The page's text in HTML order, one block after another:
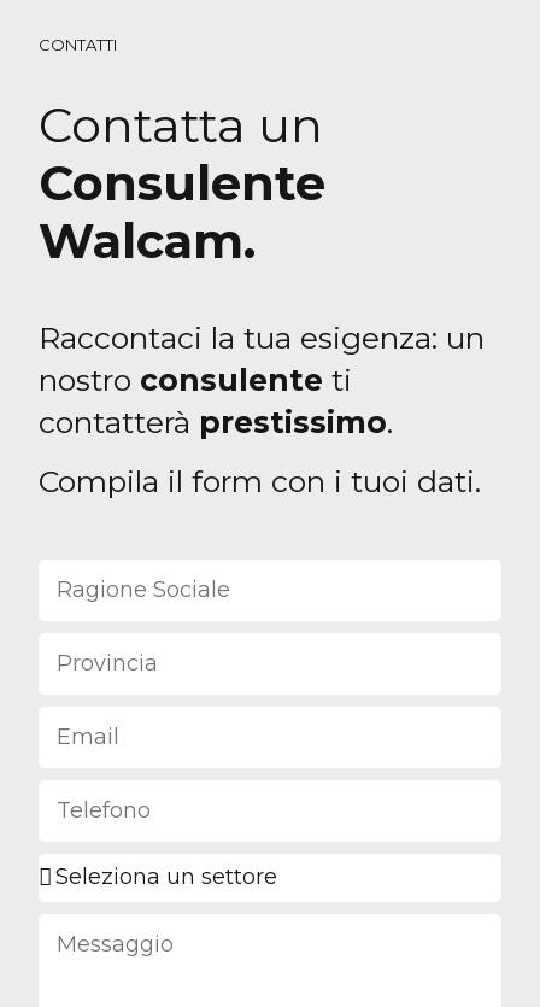
CONTATTI
Contatta un
Consulente
Walcam.
Raccontaci la tua esigenza: un
nostro consulente ti
contatterà prestissimo.
Compila il form con i tuoi dati.